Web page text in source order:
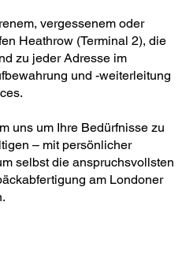
vergessenem oder
Heathrow (Terminal 2), die
zu jeder Adresse im
und -weiterleitung
uns um Ihre Bedürfnisse zu
– mit persönlicher
selbst die anspruchsvollsten
am Londoner